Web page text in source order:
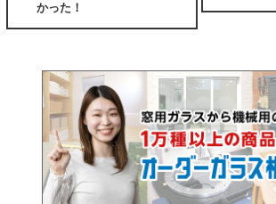
かった！